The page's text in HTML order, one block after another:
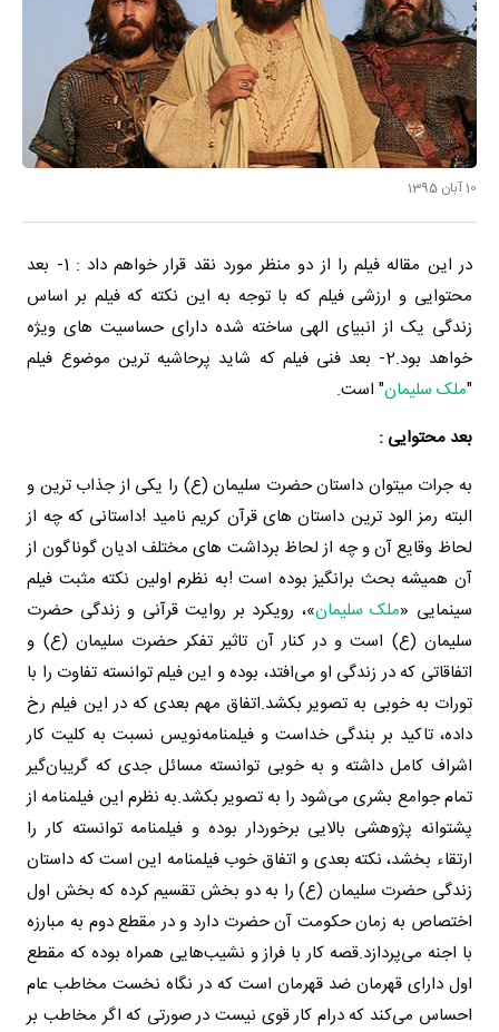
10 آبان 1395
در این مقاله فیلم را از دو منظر مورد نقد قرار خواهم داد : 1- بعد
محتوایی و ارزشی فیلم که با توجه به این نکته که فیلم بر اساس
زندگی یک از انبیای الهی ساخته شده دارای حساسیت های ویژه
خواهد بود. 2- بعد فنی فیلم که شاید پرحاشیه ترین موضوع فیلم
"ملک سلیمان" است.
بعد محتوایی :
به جرات میتوان داستان حضرت سلیمان (ع) را یکی از جذاب ترین و
البته رمز الود ترین داستان های قرآن کریم نامید !داستانی که چه از
لحاظ وقایع آن و چه از لحاظ برداشت های مختلف ادیان گوناگون از
آن همیشه بحث برانگیز بوده است !به نظرم اولین نکته مثبت فیلم
سینمایی «ملک سلیمان»، رویکرد بر روایت قرآنی و زندگی حضرت
سلیمان (ع) است و در کنار آن تاثیر تفکر حضرت سلیمان (ع) و
اتفاقاتی که در زندگی او می‌افتد، بوده و این فیلم توانسته تفاوت را با
تورات به خوبی به تصویر بکشد.اتفاق مهم بعدی که در این فیلم رخ
داده، تاکید بر بندگی خداست و فیلمنامه‌نویس نسبت به کلیت کار
اشراف کامل داشته و به خوبی توانسته مسائل جدی که گریبان‌گیر
تمام جوامع بشری می‌شود را به تصویر بکشد.به نظرم این فیلمنامه از
پشتوانه پژوهشی بالایی برخوردار بوده و فیلمنامه توانسته کار را
ارتقاء بخشد، نکته بعدی و اتفاق خوب فیلمنامه این است که داستان
زندگی حضرت سلیمان (ع) را به دو بخش تقسیم کرده که بخش اول
اختصاص به زمان حکومت آن حضرت دارد و در مقطع دوم به مبارزه
با اجنه می‌پردازد.قصه کار با فراز و نشیب‌هایی همراه بوده که مقطع
اول دارای قهرمان ضد قهرمان است که در نگاه نخست مخاطب عام
احساس می‌کند که درام کار قوی نیست در صورتی که اگر مخاطب بر